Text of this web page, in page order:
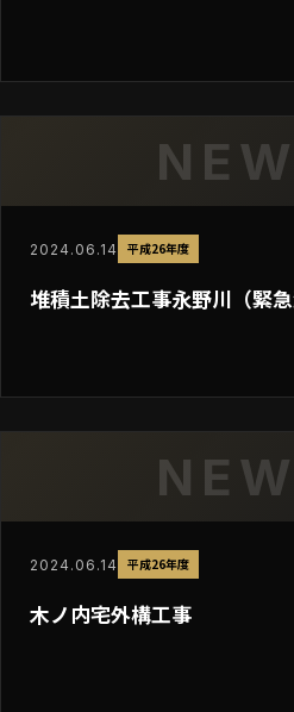
2024.06.14 平成26年度
堆積土除去工事永野川（緊急
2024.06.14 平成26年度
木ノ内宅外構工事